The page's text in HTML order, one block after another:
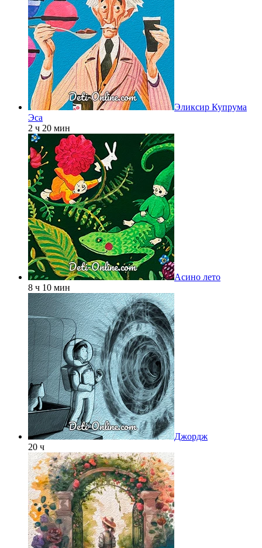
Эликсир Купрума
Эса
2 ч 20 мин
Асино лето
8 ч 10 мин
Джордж
20 ч